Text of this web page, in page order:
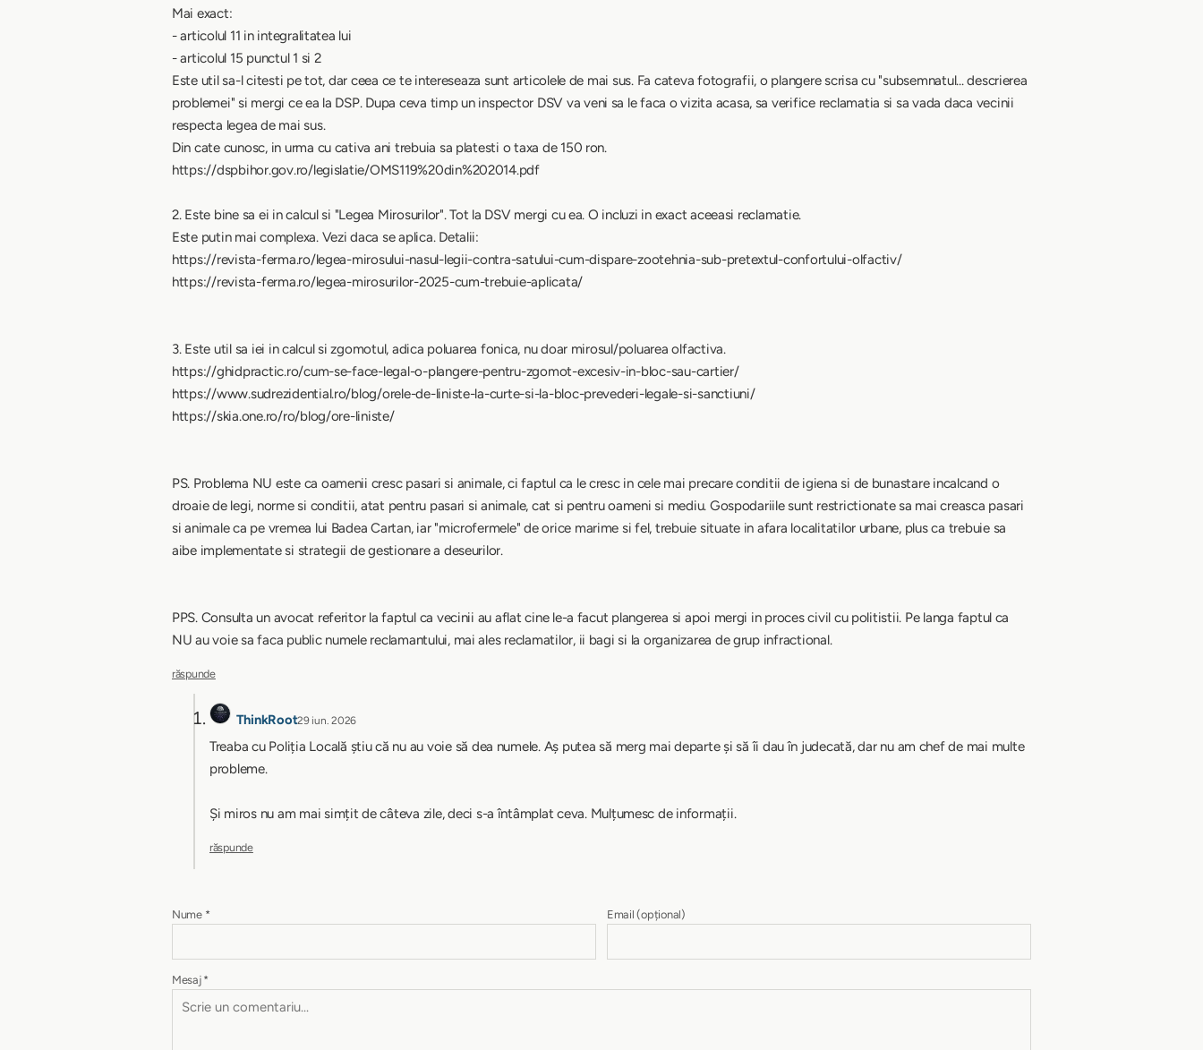
Mai exact:
- articolul 11 in integralitatea lui
- articolul 15 punctul 1 si 2
Este util sa-l citesti pe tot, dar ceea ce te intereseaza sunt articolele de mai sus. Fa cateva fotografii, o plangere scrisa cu "subsemnatul... descrierea
problemei" si mergi ce ea la DSP. Dupa ceva timp un inspector DSV va veni sa le faca o vizita acasa, sa verifice reclamatia si sa vada daca vecinii
respecta legea de mai sus.
Din cate cunosc, in urma cu cativa ani trebuia sa platesti o taxa de 150 ron.
https://dspbihor.gov.ro/legislatie/OMS119%20din%202014.pdf
2. Este bine sa ei in calcul si "Legea Mirosurilor". Tot la DSV mergi cu ea. O incluzi in exact aceeasi reclamatie.
Este putin mai complexa. Vezi daca se aplica. Detalii:
https://revista-ferma.ro/legea-mirosului-nasul-legii-contra-satului-cum-dispare-zootehnia-sub-pretextul-confortului-olfactiv/
https://revista-ferma.ro/legea-mirosurilor-2025-cum-trebuie-aplicata/
3. Este util sa iei in calcul si zgomotul, adica poluarea fonica, nu doar mirosul/poluarea olfactiva.
https://ghidpractic.ro/cum-se-face-legal-o-plangere-pentru-zgomot-excesiv-in-bloc-sau-cartier/
https://www.sudrezidential.ro/blog/orele-de-liniste-la-curte-si-la-bloc-prevederi-legale-si-sanctiuni/
https://skia.one.ro/ro/blog/ore-liniste/
PS. Problema NU este ca oamenii cresc pasari si animale, ci faptul ca le cresc in cele mai precare conditii de igiena si de bunastare incalcand o
droaie de legi, norme si conditii, atat pentru pasari si animale, cat si pentru oameni si mediu. Gospodariile sunt restrictionate sa mai creasca pasari
si animale ca pe vremea lui Badea Cartan, iar "microfermele" de orice marime si fel, trebuie situate in afara localitatilor urbane, plus ca trebuie sa
aibe implementate si strategii de gestionare a deseurilor.
PPS. Consulta un avocat referitor la faptul ca vecinii au aflat cine le-a facut plangerea si apoi mergi in proces civil cu politistii. Pe langa faptul ca
NU au voie sa faca public numele reclamantului, mai ales reclamatilor, ii bagi si la organizarea de grup infractional.
răspunde
ThinkRoot29 iun. 2026
Treaba cu Poliția Locală știu că nu au voie să dea numele. Aș putea să merg mai departe și să îi dau în judecată, dar nu am chef de mai multe
probleme.
Și miros nu am mai simțit de câteva zile, deci s-a întâmplat ceva. Mulțumesc de informații.
răspunde
Nume * Email(opțional)
Mesaj *